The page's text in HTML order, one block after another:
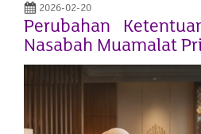
2026-02-20
Perubahan
Nasabah Muamalat